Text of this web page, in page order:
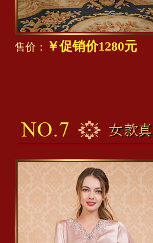
售价： ￥促销价1280元